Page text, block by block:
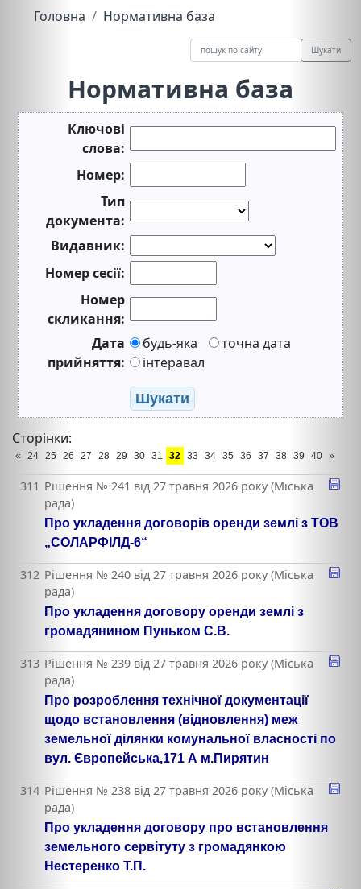
Головна Нормативна база
Шукати
Нормативна база
Ключові
слова:
Номер:
Тип
документа:
Видавник:
Номер сесії:
Номер
скликання:
Дата
прийняття:
будь-яка
точна дата
інтеравал
Шукати
Сторінки:
« 24 25 26 27 28 29 30 31 32 33 34 35 36 37 38 39 40 »
311 Рішення № 241 від 27 травня 2026 року (Міська
рада)
Про укладення договорів оренди землі з ТОВ
„СОЛАРФІЛД-6“
312 Рішення № 240 від 27 травня 2026 року (Міська
рада)
Про укладення договору оренди землі з
громадянином Пуньком С.В.
313 Рішення № 239 від 27 травня 2026 року (Міська
рада)
Про розроблення технічної документації
щодо встановлення (відновлення) меж
земельної ділянки комунальної власності по
вул. Європейська,171 А м.Пирятин
314 Рішення № 238 від 27 травня 2026 року (Міська
рада)
Про укладення договору про встановлення
земельного сервітуту з громадянкою
Нестеренко Т.П.